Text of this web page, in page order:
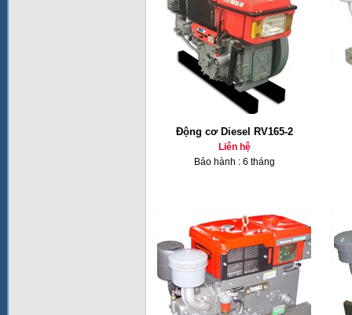
Động cơ Diesel RV165-2
Liên hệ
Bảo hành : 6 tháng